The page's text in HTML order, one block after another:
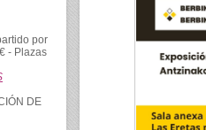
por
- Plazas
DE